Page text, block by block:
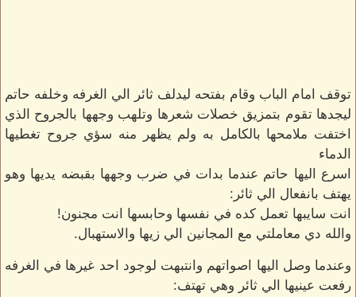
توقف امام الباب وقام بفتحه ليدلف ثائر الي الغرفه وخلفه حاتم
ليجدها تقوم بتمزيق خصلات شعرها وتلهب وجهها بالجروح الذي
اختفت ملامحها بالكامل به ولم يظهر منه سؤي جروح تغطيها
الدماء
اسرع اليها حاتم عندما بدات في ضرب وجهها بقبضه يديها وهو
يهتف بانفعال الي ثائر:
انت سايبها تعمل كده في نفسها وحابسها انت مجنون!
والله دي معاملتي مع المجانين الي زيها والاستهبال.
وعندما وصل اليها اصواتهم وانتبهت لوجود احد غيرها في الغرفه
رفعت عينيها الي ثائر وهي تهتف: